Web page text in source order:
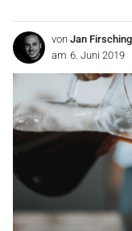
von Jan Firsching
am 6. Juni 2019